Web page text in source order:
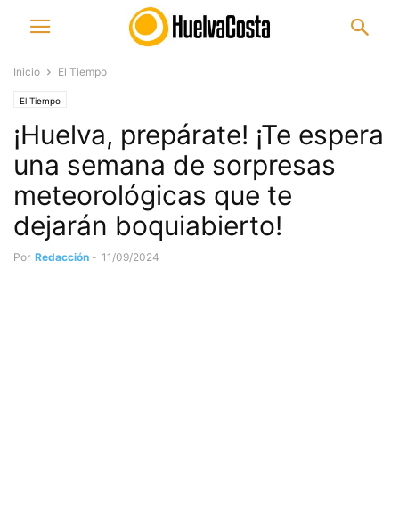
Inicio El Tiempo
El Tiempo
¡Huelva, prepárate! ¡Te espera
una semana de sorpresas
meteorológicas que te
dejarán boquiabierto!
Por Redacción - 11/09/2024